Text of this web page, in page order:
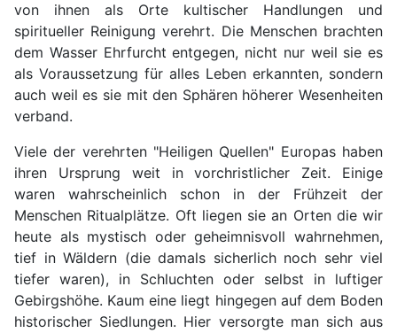
von ihnen als Orte kultischer Handlungen und
spiritueller Reinigung verehrt. Die Menschen brachten
dem Wasser Ehrfurcht entgegen, nicht nur weil sie es
als Voraussetzung für alles Leben erkannten, sondern
auch weil es sie mit den Sphären höherer Wesenheiten
verband.
Viele der verehrten "Heiligen Quellen" Europas haben
ihren Ursprung weit in vorchristlicher Zeit. Einige
waren wahrscheinlich schon in der Frühzeit der
Menschen Ritualplätze. Oft liegen sie an Orten die wir
heute als mystisch oder geheimnisvoll wahrnehmen,
tief in Wäldern (die damals sicherlich noch sehr viel
tiefer waren), in Schluchten oder selbst in luftiger
Gebirgshöhe. Kaum eine liegt hingegen auf dem Boden
historischer Siedlungen. Hier versorgte man sich aus